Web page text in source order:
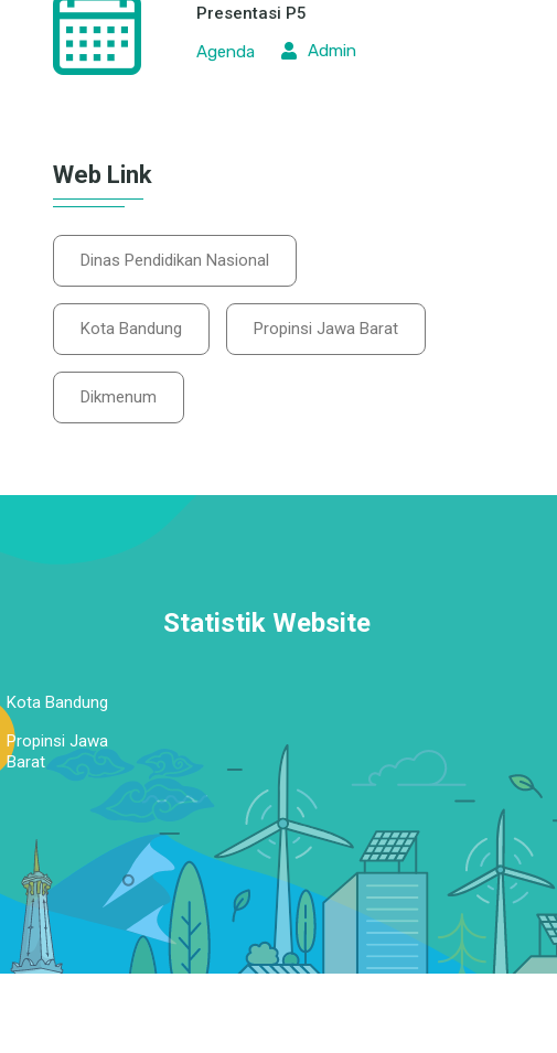
Presentasi P5
Agenda
Admin
Web Link
Dinas Pendidikan Nasional
Kota Bandung Propinsi Jawa Barat
Dikmenum
Kota Bandung
Propinsi Jawa
Barat
Statistik Website